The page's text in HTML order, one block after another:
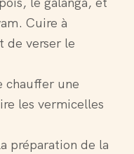
Cuire à
de verser le
chauffer une
les vermicelles
préparation de la